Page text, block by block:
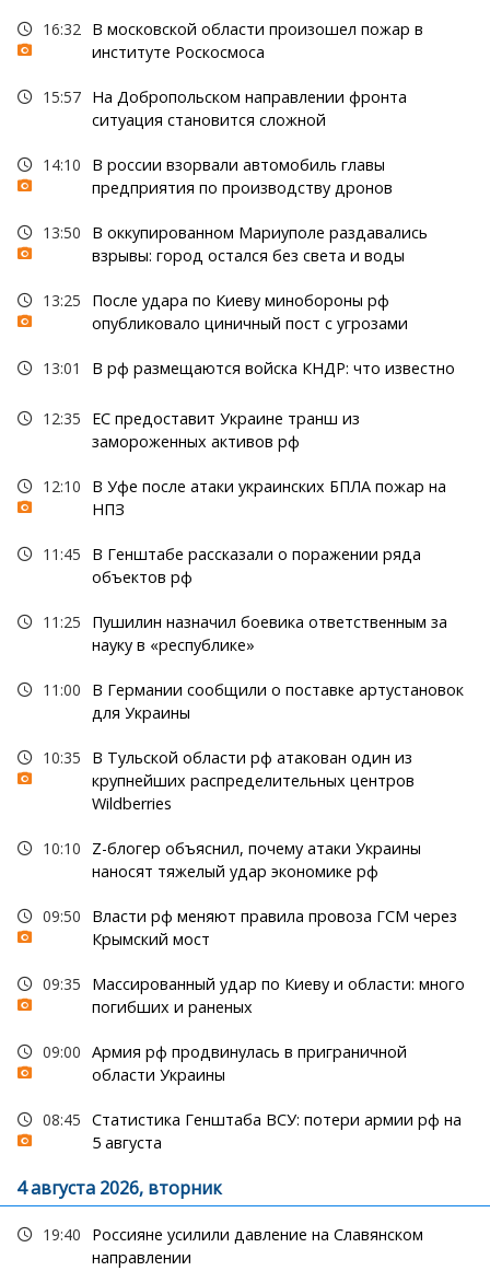
16:32
В московской области произошел пожар в
институте Роскосмоса
15:57 На Добропольском направлении фронта
ситуация становится сложной
14:10
В россии взорвали автомобиль главы
предприятия по производству дронов
13:50
В оккупированном Мариуполе раздавались
взрывы: город остался без света и воды
13:25
После удара по Киеву минобороны рф
опубликовало циничный пост с угрозами
13:01 В рф размещаются войска КНДР: что известно
12:35
ЕС предоставит Украине транш из
замороженных активов рф
12:10
В Уфе после атаки украинских БПЛА пожар на
НПЗ
11:45
В Генштабе рассказали о поражении ряда
объектов рф
11:25
Пушилин назначил боевика ответственным за
науку в «республике»
11:00
В Германии сообщили о поставке артустановок
для Украины
10:35
В Тульской области рф атакован один из
крупнейших распределительных центров
Wildberries
10:10
Z-блогер объяснил, почему атаки Украины
наносят тяжелый удар экономике рф
09:50
Власти рф меняют правила провоза ГСМ через
Крымский мост
09:35
Массированный удар по Киеву и области: много
погибших и раненых
09:00 Армия рф продвинулась в приграничной
области Украины
08:45 Статистика Генштаба ВСУ: потери армии рф на
5 августа
4 августа 2026, вторник
19:40
Россияне усилили давление на Славянском
направлении